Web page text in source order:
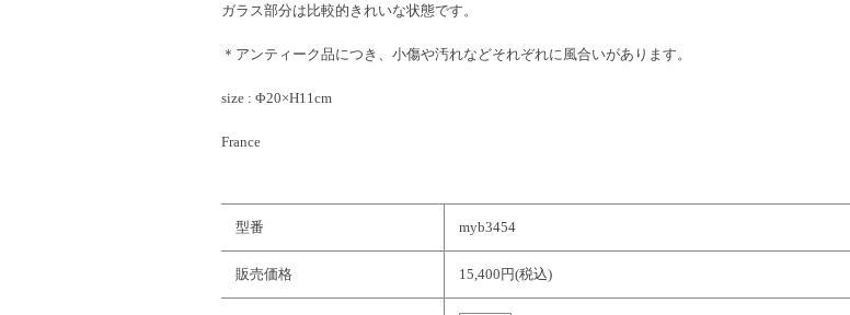
ガラス部分は比較的きれいな状態です。
＊アンティーク品につき、小傷や汚れなどそれぞれに風合いがあります。
size : Φ20×H11cm
France
型番 myb3454
販売価格 15,400円(税込)